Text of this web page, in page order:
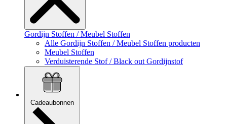
Gordijn Stoffen / Meubel Stoffen
Alle Gordijn Stoffen / Meubel Stoffen producten
Meubel Stoffen
Verduisterende Stof / Black out Gordijnstof
Cadeaubonnen